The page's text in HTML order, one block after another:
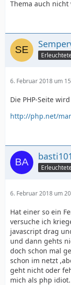
Thema auch nicht
6. Februar 2018 um
Die PHP-Seite
http://php.net/
6. Februar 2018 um
Hat einer so ein
versuche ich
javascript drag
und dann gehts
doch schon mal
schon im netzt
geht nicht oder
mich als php idiot.